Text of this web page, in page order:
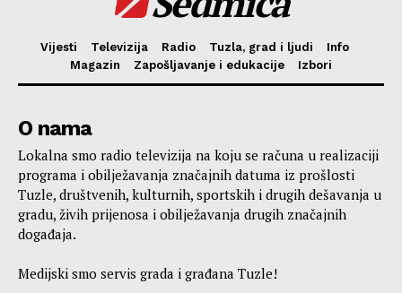
Vijesti Televizija Radio Tuzla, grad i ljudi
Info
Magazin
Zapošljavanje i edukacije Izbori
O nama
Lokalna smo radio televizija na koju se računa u realizaciji
programa i obilježavanja značajnih datuma iz prošlosti
Tuzle, društvenih, kulturnih, sportskih i drugih dešavanja u
gradu, živih prijenosa i obilježavanja drugih značajnih
događaja.
Medijski smo servis grada i građana Tuzle!